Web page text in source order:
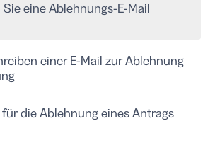
eine Ablehnungs-E-Mail
einer E-Mail zur Ablehnung
für die Ablehnung eines Antrags